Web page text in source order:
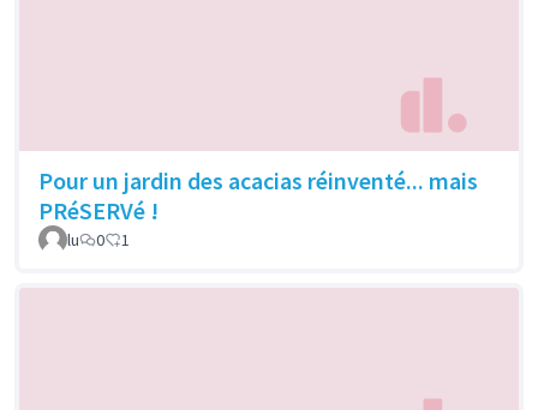
Pour un jardin des acacias réinventé... mais
PRéSERVé !
lu 0 1